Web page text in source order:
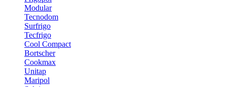
Modular
Tecnodom
Surfrigo
Tecfrigo
Cool Compact
Bortscher
Cookmax
Unitap
Maripol